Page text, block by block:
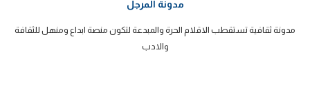
مدونة المرجل
مدونة ثقافية تستقطب الاقلام الحرة والمبدعة لتكون منصة ابداع ومنهل للثقافة
والادب